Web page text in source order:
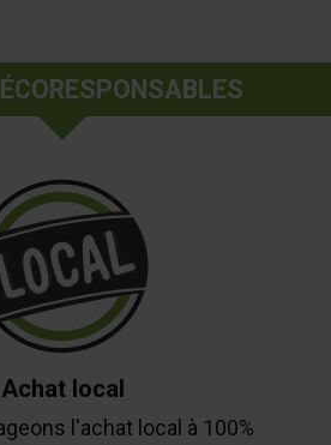
Achat local
l'achat local à 100%